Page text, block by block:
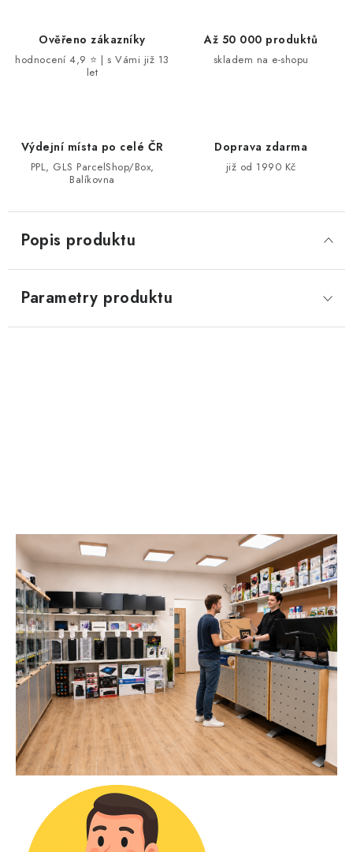
Ověřeno zákazníky
hodnocení 4,9 ⭐ | s Vámi již 13
let
Až 50 000 produktů
skladem na e-shopu
Výdejní místa po celé ČR
PPL, GLS ParcelShop/Box,
Balíkovna
Doprava zdarma
již od 1990 Kč
Popis produktu
Parametry produktu